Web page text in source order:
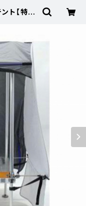
ト【特価